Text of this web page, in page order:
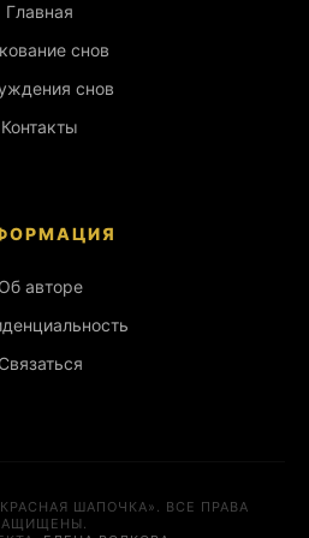
Главная
снов
снов
Контакты
Об авторе
Связаться
ШАПОЧКА». ВСЕ ПРАВА